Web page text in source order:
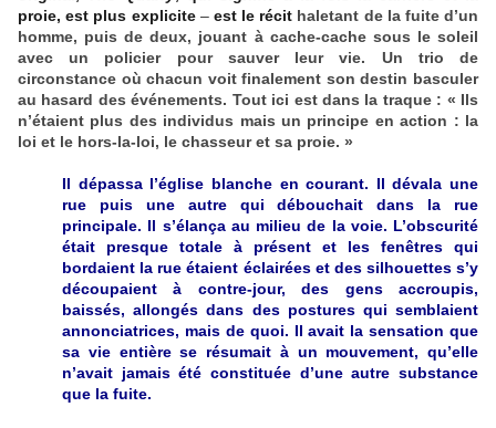
proie, est plus explicite –est le récit haletant de la fuite d’un
homme, puis de deux, jouant à cache-cache sous le soleil
avec un policier pour sauver leur vie. Un trio de
circonstance où chacun voit finalement son destin basculer
au hasard des événements. Tout ici est dans la traque : « Ils
n’étaient plus des individus mais un principe en action : la
loi et le hors-la-loi, le chasseur et sa proie. »
Il dépassa l’église blanche en courant. Il dévala une
rue puis une autre qui débouchait dans la rue
principale. Il s’élança au milieu de la voie. L’obscurité
était presque totale à présent et les fenêtres qui
bordaient la rue étaient éclairées et des silhouettes s’y
découpaient à contre-jour, des gens accroupis,
baissés, allongés dans des postures qui semblaient
annonciatrices, mais de quoi. Il avait la sensation que
sa vie entière se résumait à un mouvement, qu’elle
n’avait jamais été constituée d’une autre substance
que la fuite.